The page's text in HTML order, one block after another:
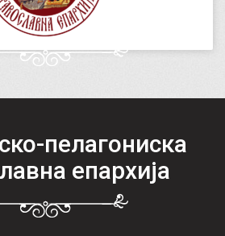
пелагониска
епархија